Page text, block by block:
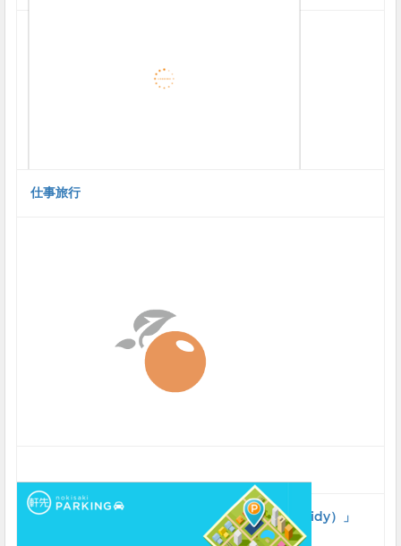
仕事旅行
地域密着型お買い物代行サービス「ツイディ（twidy）」
地域のチカラで身近な課題を解決する。